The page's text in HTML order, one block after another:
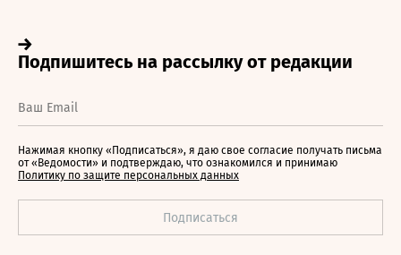
Нажимая кнопку «Подписаться», я даю свое согласие получать письма
от «Ведомости» и подтверждаю, что ознакомился и принимаю
Политику по защите персональных данных